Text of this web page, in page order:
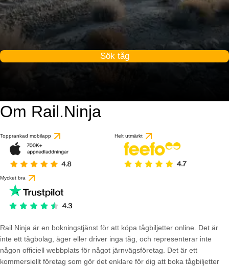
Sök tåg
Om Rail.Ninja
Topprankad mobilapp Helt utmärkt
Mycket bra
Rail Ninja är en bokningstjänst för att köpa tågbiljetter online. Det är
inte ett tågbolag, äger eller driver inga tåg, och representerar inte
någon officiell webbplats för något järnvägsföretag. Det är ett
kommersiellt företag som gör det enklare för dig att boka tågbiljetter